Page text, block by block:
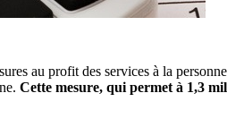
au profit des services à la
Cette mesure, qui permet à 1,3